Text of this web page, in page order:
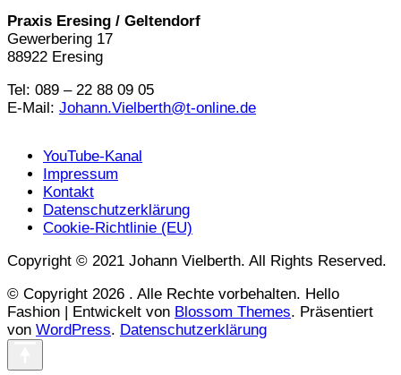
Praxis Eresing / Geltendorf
Gewerbering 17
88922 Eresing
Tel: 089 – 22 88 09 05
E-Mail: Johann.Vielberth@t-online.de
YouTube-Kanal
Impressum
Kontakt
Datenschutzerklärung
Cookie-Richtlinie (EU)
Copyright © 2021 Johann Vielberth. All Rights Reserved.
© Copyright 2026 . Alle Rechte vorbehalten. Hello
Fashion | Entwickelt von Blossom Themes. Präsentiert
von WordPress. Datenschutzerklärung